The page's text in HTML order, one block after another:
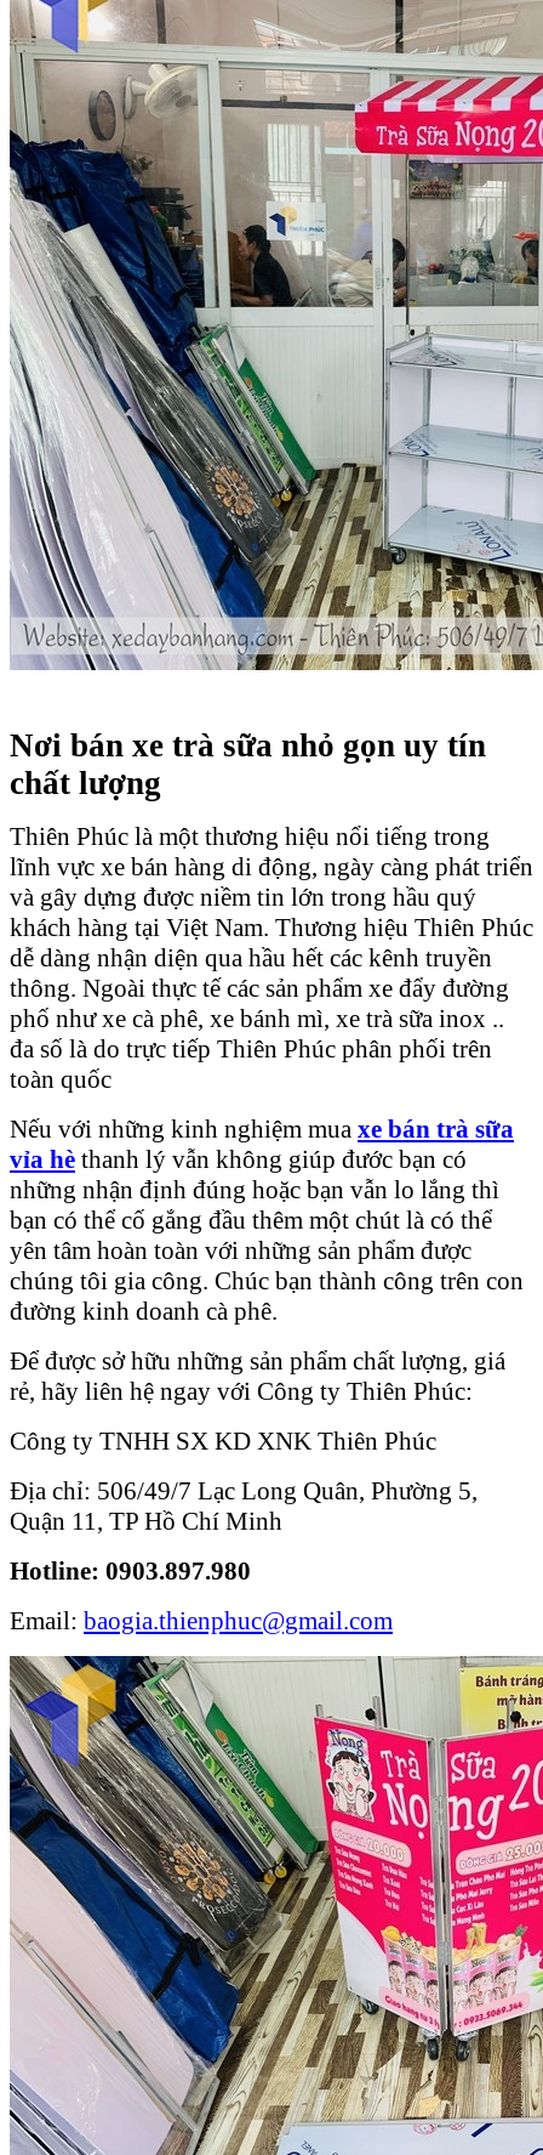
Nơi bán xe trà sữa nhỏ gọn uy tín
chất lượng
Thiên Phúc là một thương hiệu nổi tiếng trong
lĩnh vực xe bán hàng di động, ngày càng phát triển
và gây dựng được niềm tin lớn trong hầu quý
khách hàng tại Việt Nam. Thương hiệu Thiên Phúc
dễ dàng nhận diện qua hầu hết các kênh truyền
thông. Ngoài thực tế các sản phẩm xe đẩy đường
phố như xe cà phê, xe bánh mì, xe trà sữa inox ..
đa số là do trực tiếp Thiên Phúc phân phối trên
toàn quốc
Nếu với những kinh nghiệm mua xe bán trà sữa
vỉa hè thanh lý vẫn không giúp đước bạn có
những nhận định đúng hoặc bạn vẫn lo lắng thì
bạn có thể cố gắng đầu thêm một chút là có thể
yên tâm hoàn toàn với những sản phẩm được
chúng tôi gia công. Chúc bạn thành công trên con
đường kinh doanh cà phê.
Để được sở hữu những sản phẩm chất lượng, giá
rẻ, hãy liên hệ ngay với Công ty Thiên Phúc:
Công ty TNHH SX KD XNK Thiên Phúc
Địa chỉ: 506/49/7 Lạc Long Quân, Phường 5,
Quận 11, TP Hồ Chí Minh
Hotline: 0903.897.980
Email: baogia.thienphuc@gmail.com